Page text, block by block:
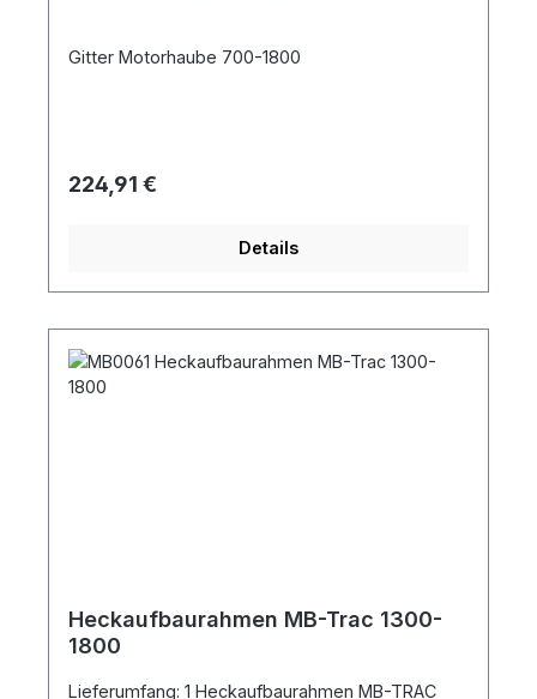
Gitter Motorhaube 700-1800
Regulärer Preis:
224,91 €
Details
Heckaufbaurahmen MB-Trac 1300-
1800
Lieferumfang: 1 Heckaufbaurahmen MB-TRAC